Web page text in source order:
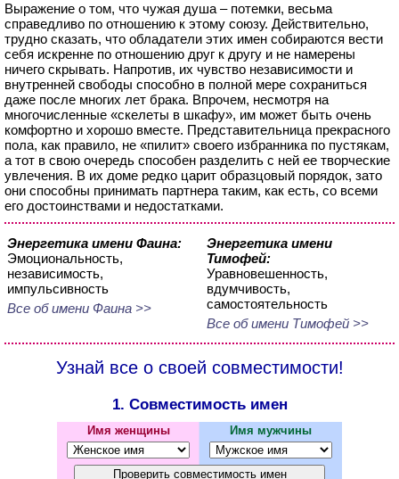
Выражение о том, что чужая душа – потемки, весьма
справедливо по отношению к этому союзу. Действительно,
трудно сказать, что обладатели этих имен собираются вести
себя искренне по отношению друг к другу и не намерены
ничего скрывать. Напротив, их чувство независимости и
внутренней свободы способно в полной мере сохраниться
даже после многих лет брака. Впрочем, несмотря на
многочисленные «скелеты в шкафу», им может быть очень
комфортно и хорошо вместе. Представительница прекрасного
пола, как правило, не «пилит» своего избранника по пустякам,
а тот в свою очередь способен разделить с ней ее творческие
увлечения. В их доме редко царит образцовый порядок, зато
они способны принимать партнера таким, как есть, со всеми
его достоинствами и недостатками.
Энергетика имени Фаина:
Эмоциональность,
независимость,
импульсивность
Все об имени Фаина >>
Энергетика имени
Тимофей:
Уравновешенность,
вдумчивость,
самостоятельность
Все об имени Тимофей >>
Узнай все о своей совместимости!
1. Совместимость имен
Имя женщины Имя мужчины